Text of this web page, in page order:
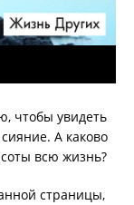
чтобы увидеть
А каково
всю жизнь?
страницы,